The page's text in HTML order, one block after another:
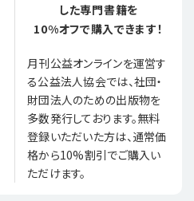
した専門書籍を
10%オフで購入できます！
月刊公益オンラインを運営す
る公益法人協会では、社団・
財団法人のための出版物を
多数発行しております。無料
登録いただいた方は、通常価
格から10%割引でご購入い
ただけます。